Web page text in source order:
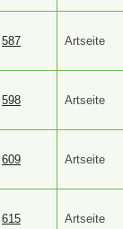
587 Artseite
598 Artseite
609 Artseite
615 Artseite